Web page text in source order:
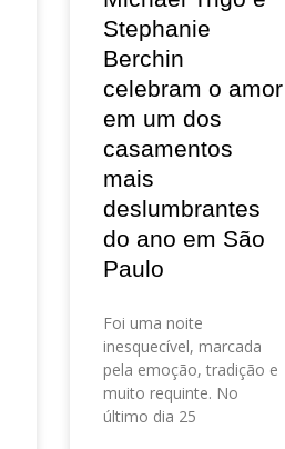
Stephanie
Berchin
celebram o amor
em um dos
casamentos
mais
deslumbrantes
do ano em São
Paulo
Foi uma noite
inesquecível, marcada
pela emoção, tradição e
muito requinte. No
último dia 25